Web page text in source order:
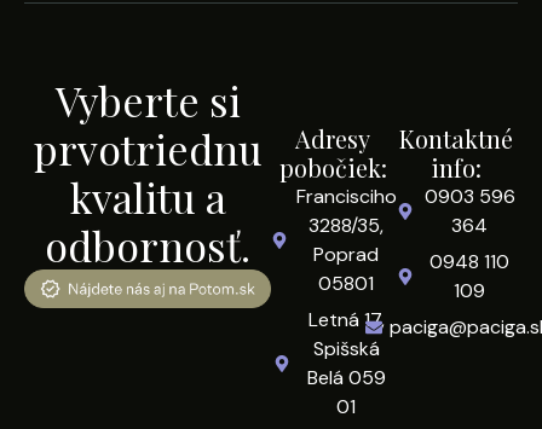
Vyberte si
prvotriednu
kvalitu a
odbornosť.
Adresy
pobočiek:
Francisciho
3288/35,
Poprad
05801
Letná 17,
Spišská
Belá 059
01
Kontaktné
info:
0903 596
364
0948 110
109